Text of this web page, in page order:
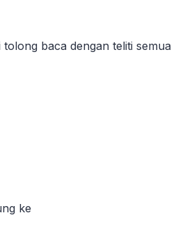
tolong baca dengan teliti semua
ke